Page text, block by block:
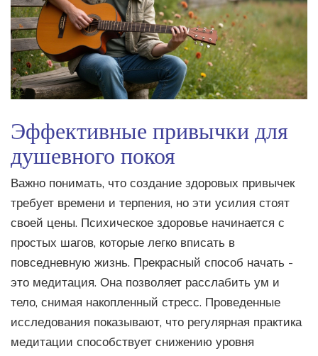
Эффективные привычки для
душевного покоя
Важно понимать, что создание здоровых привычек
требует времени и терпения, но эти усилия стоят
своей цены. Психическое здоровье начинается с
простых шагов, которые легко вписать в
повседневную жизнь. Прекрасный способ начать -
это медитация. Она позволяет расслабить ум и
тело, снимая накопленный стресс. Проведенные
исследования показывают, что регулярная практика
медитации способствует снижению уровня